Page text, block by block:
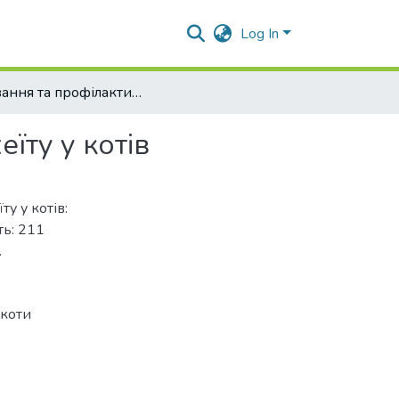
Log In
Лікування та профілактика інфекційного ринотрахеїту у котів
у котів
у котів:
211
коти